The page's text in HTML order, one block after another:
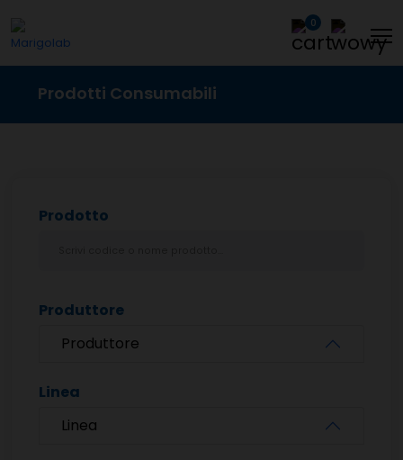
0
Prodotti Consumabili
Prodotto
Produttore
Produttore
Linea
Linea